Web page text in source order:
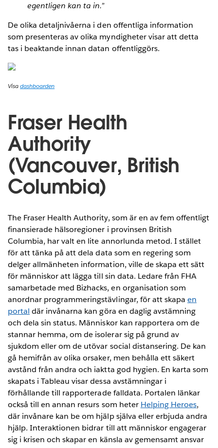
egentligen kan ta in.”
De olika detaljnivåerna i den offentliga information
som presenteras av olika myndigheter visar att detta
tas i beaktande innan datan offentliggörs.
Visadashboarden
Fraser Health
Authority
(Vancouver, British
Columbia)
The Fraser Health Authority, som är en av fem offentligt
finansierade hälsoregioner i provinsen British
Columbia, har valt en lite annorlunda metod. I stället
för att tänka på att dela data som en regering som
delger allmänheten information, ville de skapa ett sätt
för människor att lägga till sin data. Ledare från FHA
samarbetade med Bizhacks, en organisation som
anordnar programmeringstävlingar, för att skapa en
portal där invånarna kan göra en daglig avstämning
och dela sin status. Människor kan rapportera om de
stannar hemma, om de isolerar sig på grund av
sjukdom eller om de utövar social distansering. De kan
gå hemifrån av olika orsaker, men behålla ett säkert
avstånd från andra och iaktta god hygien. En karta som
skapats i Tableau visar dessa avstämningar i
förhållande till rapporterade falldata. Portalen länkar
också till en annan resurs som heter Helping Heroes,
där invånare kan be om hjälp själva eller erbjuda andra
hjälp. Interaktionen bidrar till att människor engagerar
sig i krisen och skapar en känsla av gemensamt ansvar